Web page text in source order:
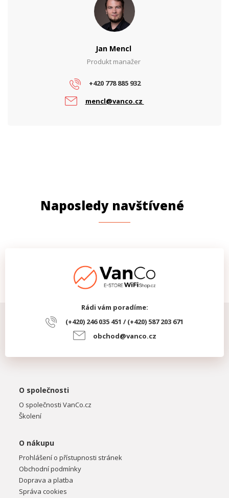
Jan Mencl
Produkt manažer
+420 778 885 932
mencl@vanco.cz
Naposledy navštívené
Rádi vám poradíme:
(+420) 246 035 451 / (+420) 587 203 671
obchod@vanco.cz
O společnosti
O společnosti VanCo.cz
Školení
O nákupu
Prohlášení o přístupnosti stránek
Obchodní podmínky
Doprava a platba
Správa cookies